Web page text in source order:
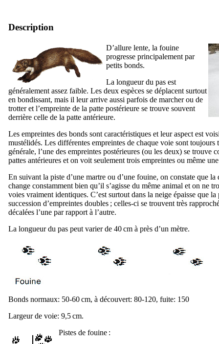
Description
D’allure lente, la fouine
progresse principalement par
petits bonds.
La longueur du pas est
généralement assez faible. Les deux espèces se déplacent surtout
en bondissant, mais il leur arrive aussi parfois de marcher ou de
trotter et l’empreinte de la patte postérieure se trouve souvent
derrière celle de la patte antérieure.
Les empreintes des bonds sont caractéristiques et leur aspect est
mustélidés. Les différentes empreintes de chaque voie sont toujours
générale, l’une des empreintes postérieures (ou les deux) se trouve
pattes antérieures et on voit seulement trois empreintes ou même
En suivant la piste d’une martre ou d’une fouine, on constate que
change constamment bien qu’il s’agisse du même animal et on ne
voies vraiment identiques. C’est surtout dans la neige épaisse que la
succession d’empreintes doubles ; celles-ci se trouvent très
décalées l’une par rapport à l’autre.
La longueur du pas peut varier de 40 cm à près d’un mètre.
Bonds normaux: 50-60 cm, à découvert: 80-120, fuite: 150
Largeur de voie: 9,5 cm.
Pistes de fouine :